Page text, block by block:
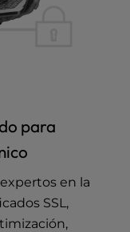
para
en la
SSL,